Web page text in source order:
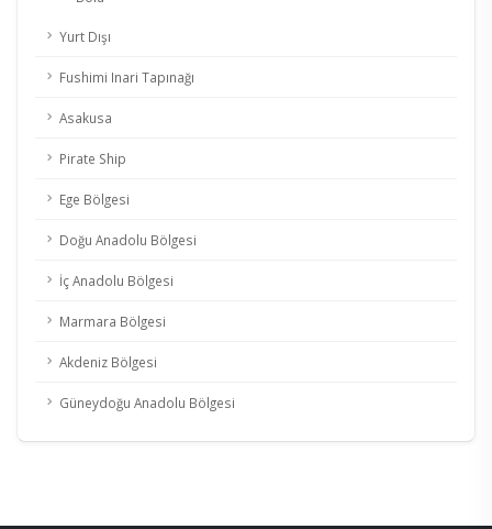
Yurt Dışı
Fushimi Inari Tapınağı
Asakusa
Pirate Ship
Ege Bölgesi
Doğu Anadolu Bölgesi
İç Anadolu Bölgesi
Marmara Bölgesi
Akdeniz Bölgesi
Güneydoğu Anadolu Bölgesi